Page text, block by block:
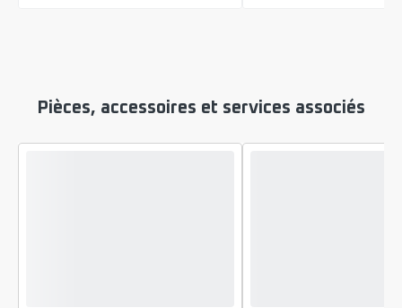
Pièces, accessoires et services associés